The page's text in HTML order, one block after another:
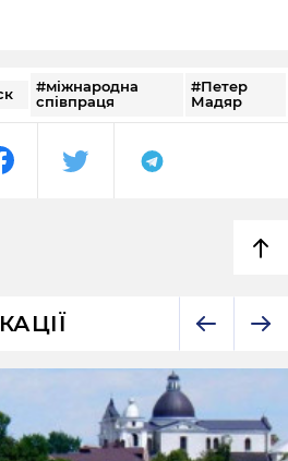
#міжнародна
співпраця
#Петер
Мадяр